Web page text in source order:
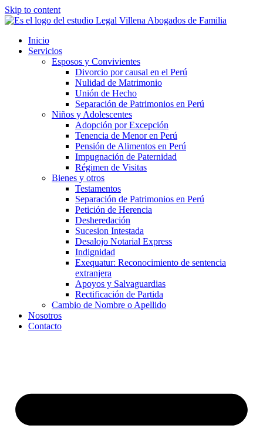
Skip to content
Inicio
Servicios
Esposos y Convivientes
Divorcio por causal en el Perú
Nulidad de Matrimonio
Unión de Hecho
Separación de Patrimonios en Perú
Niños y Adolescentes
Adopción por Excepción
Tenencia de Menor en Perú
Pensión de Alimentos en Perú
Impugnación de Paternidad
Régimen de Visitas
Bienes y otros
Testamentos
Separación de Patrimonios en Perú
Petición de Herencia
Desheredación
Sucesion Intestada
Desalojo Notarial Express
Indignidad
Exequatur: Reconocimiento de sentencia
extranjera
Apoyos y Salvaguardias
Rectificación de Partida
Cambio de Nombre o Apellido
Nosotros
Contacto